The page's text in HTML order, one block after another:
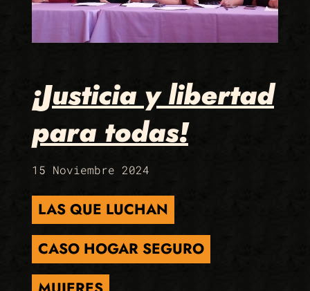
¡Justicia y libertad
para todas!
15 Noviembre 2024
LAS QUE LUCHAN
CASO HOGAR SEGURO